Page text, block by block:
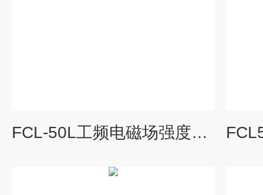
FCL-50L工频电磁场强度分析仪（1hz-400hz）